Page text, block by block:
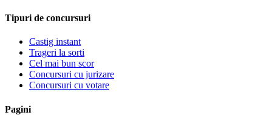
Tipuri de concursuri
Castig instant
Trageri la sorti
Cel mai bun scor
Concursuri cu jurizare
Concursuri cu votare
Pagini